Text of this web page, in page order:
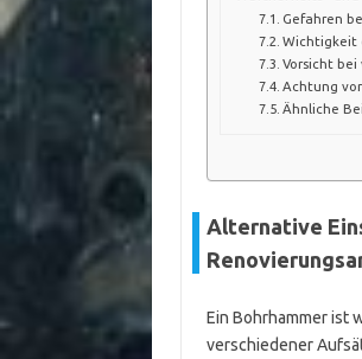
Gefahren
Wichtigkeit
Vorsicht
Achtung
Ähnliche
Alternative
Ein Bohrhammer ist
verschiedener